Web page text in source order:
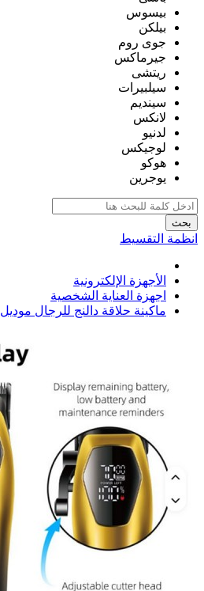
بيسوس
بيلكن
جوى روم
جيرماكس
ريتشى
سيلبيرات
سينديم
لانكس
لدنيو
لوجيكس
هوكو
يوجرين
بحث
انظمة التقسيط
الأجهزة الإلكترونية
اجهزة العناية الشخصية
ماكينة حلاقة دالنج للرجال موديل dl-1198